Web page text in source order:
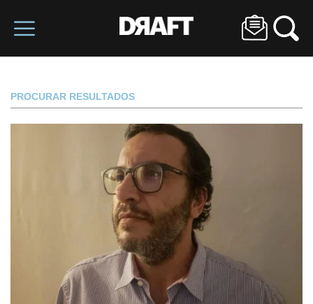
PROCURAR RESULTADOS